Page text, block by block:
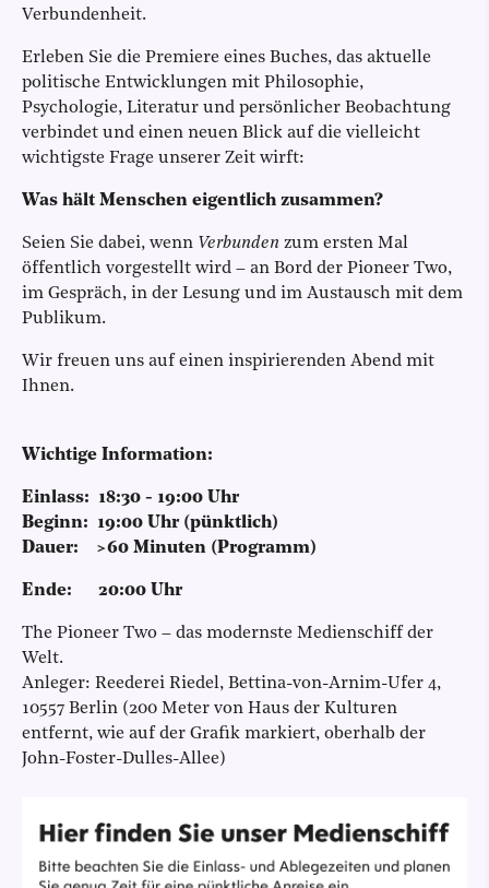
Verbundenheit.
Erleben Sie die Premiere eines Buches, das aktuelle
politische Entwicklungen mit Philosophie,
Psychologie, Literatur und persönlicher Beobachtung
verbindet und einen neuen Blick auf die vielleicht
wichtigste Frage unserer Zeit wirft:
Was hält Menschen eigentlich zusammen?
Seien Sie dabei, wenn Verbunden zum ersten Mal
öffentlich vorgestellt wird – an Bord der Pioneer Two,
im Gespräch, in der Lesung und im Austausch mit dem
Publikum.
Wir freuen uns auf einen inspirierenden Abend mit
Ihnen.
Wichtige Information:
Einlass: 18:30 - 19:00 Uhr
Beginn: 19:00 Uhr (pünktlich)
Dauer: >60 Minuten (Programm)
Ende: 20:00 Uhr
The Pioneer Two – das modernste Medienschiff der
Welt.
Anleger: Reederei Riedel, Bettina-von-Arnim-Ufer 4,
10557 Berlin (200 Meter von Haus der Kulturen
entfernt, wie auf der Grafik markiert, oberhalb der
John-Foster-Dulles-Allee)